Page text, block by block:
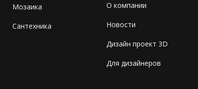
Мозаика
Сантехника
О компании
Новости
Дизайн проект 3D
Для дизайнеров